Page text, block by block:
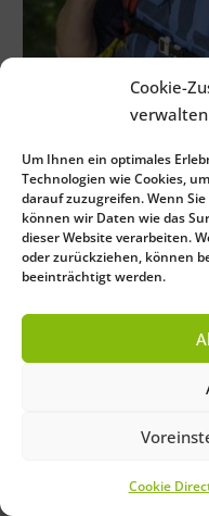
Cookie-
verwalten
Um Ihnen ein optimales
Technologien wie Cookies,
darauf zuzugreifen. Wenn
können wir Daten wie das
dieser Website verarbeiten.
oder zurückziehen, können
beeinträchtigt werden.
Cookie
Close
Save Preferences
Deutsch(
Français(